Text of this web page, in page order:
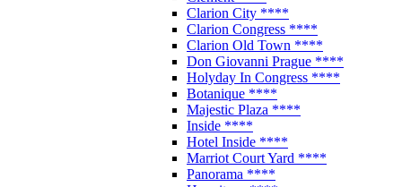
Clarion City ****
Clarion Congress ****
Clarion Old Town ****
Don Giovanni Prague ****
Holyday In Congress ****
Botanique ****
Majestic Plaza ****
Inside ****
Hotel Inside ****
Marriot Court Yard ****
Panorama ****